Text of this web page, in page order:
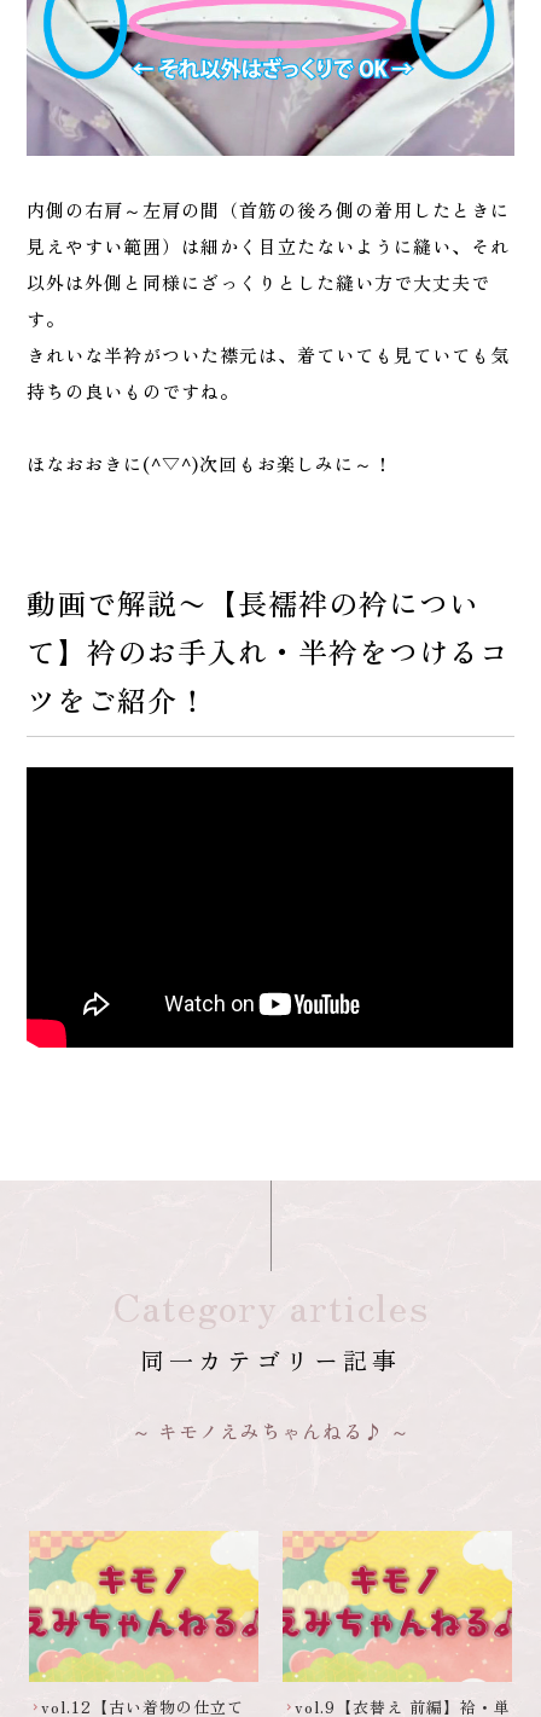
内側の右肩～左肩の間（首筋の後ろ側の着用したときに
見えやすい範囲）は細かく目立たないように縫い、それ
以外は外側と同様にざっくりとした縫い方で大丈夫で
す。
きれいな半衿がついた襟元は、着ていても見ていても気
持ちの良いものですね。
ほなおおきに(^▽^)次回もお楽しみに～！
動画で解説〜【長襦袢の衿につい
て】衿のお手入れ・半衿をつけるコ
ツをご紹介！
Category articles
同一カテゴリー記事
キモノえみちゃんねる♪
chevron_rightvol.12【古い着物の仕立て
chevron_rightvol.9【衣替え 前編】袷・単